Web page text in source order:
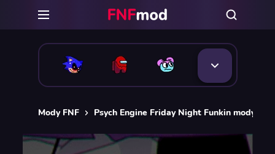
Mody FNF Psych Engine Friday Night Funkin mody